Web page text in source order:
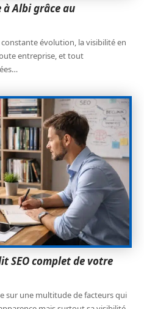
Albi grâce au
évolution, la visibilité en
entreprise, et tout
…
SEO complet de votre
sur une multitude de facteurs qui